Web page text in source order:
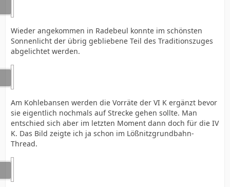
Wieder angekommen in Radebeul konnte im schönsten
Sonnenlicht der übrig gebliebene Teil des Traditionszuges
abgelichtet werden.
Am Kohlebansen werden die Vorräte der VI K ergänzt bevor
sie eigentlich nochmals auf Strecke gehen sollte. Man
entschied sich aber im letzten Moment dann doch für die IV
K. Das Bild zeigte ich ja schon im Lößnitzgrundbahn-
Thread.